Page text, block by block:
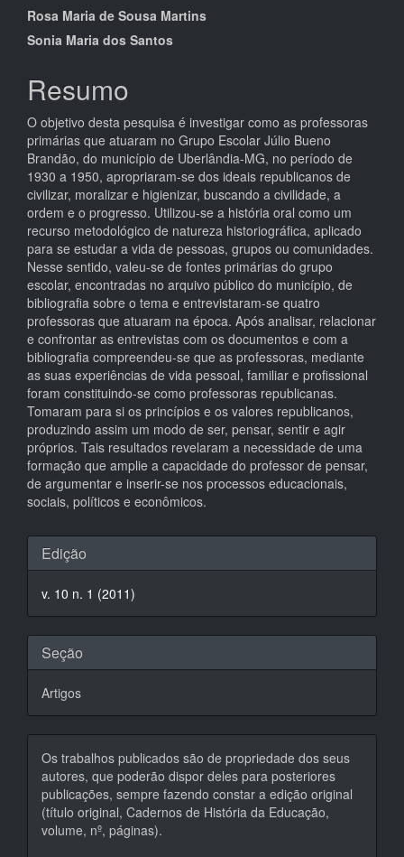
Conteúdo
do
artigo
principal
Rosa Maria de Sousa Martins
Sonia Maria dos Santos
Resumo
O objetivo desta pesquisa é investigar como as professoras
primárias que atuaram no Grupo Escolar Júlio Bueno
Brandão, do município de Uberlândia-MG, no período de
1930 a 1950, apropriaram-se dos ideais republicanos de
civilizar, moralizar e higienizar, buscando a civilidade, a
ordem e o progresso. Utilizou-se a história oral como um
recurso metodológico de natureza historiográfica, aplicado
para se estudar a vida de pessoas, grupos ou comunidades.
Nesse sentido, valeu-se de fontes primárias do grupo
escolar, encontradas no arquivo público do município, de
bibliografia sobre o tema e entrevistaram-se quatro
professoras que atuaram na época. Após analisar, relacionar
e confrontar as entrevistas com os documentos e com a
bibliografia compreendeu-se que as professoras, mediante
as suas experiências de vida pessoal, familiar e profissional
foram constituindo-se como professoras republicanas.
Tomaram para si os princípios e os valores republicanos,
produzindo assim um modo de ser, pensar, sentir e agir
próprios. Tais resultados revelaram a necessidade de uma
formação que amplie a capacidade do professor de pensar,
de argumentar e inserir-se nos processos educacionais,
sociais, políticos e econômicos.
Detalhes
do
artigo
Edição
v. 10 n. 1 (2011)
Seção
Artigos
Os trabalhos publicados são de propriedade dos seus
autores, que poderão dispor deles para posteriores
publicações, sempre fazendo constar a edição original
(título original, Cadernos de História da Educação,
volume, nº, páginas).